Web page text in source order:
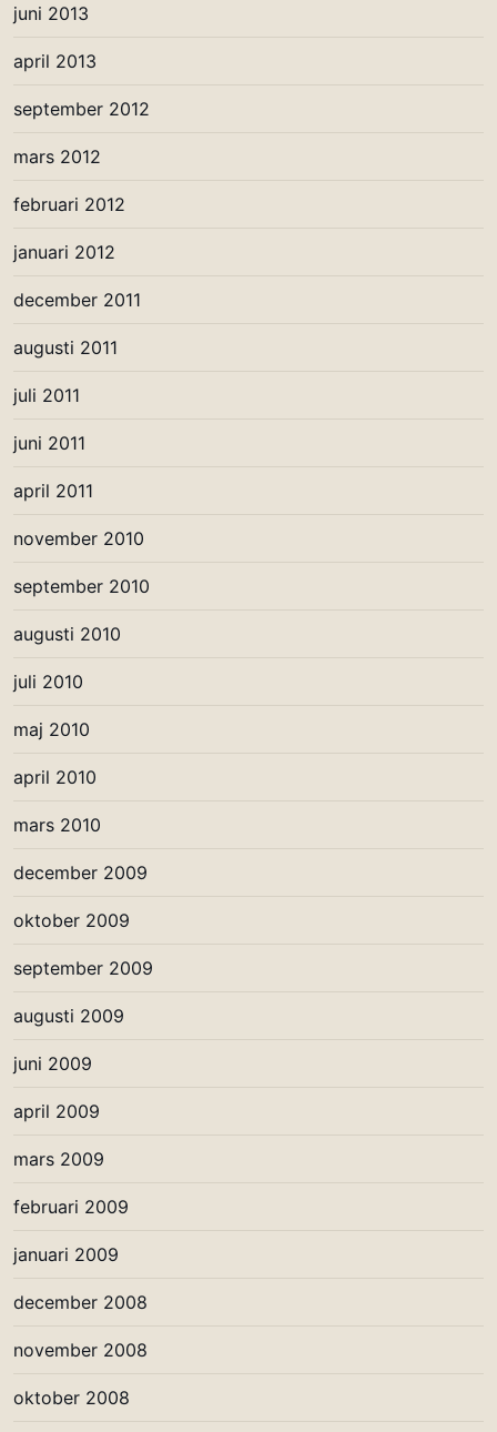
juni 2013
april 2013
september 2012
mars 2012
februari 2012
januari 2012
december 2011
augusti 2011
juli 2011
juni 2011
april 2011
november 2010
september 2010
augusti 2010
juli 2010
maj 2010
april 2010
mars 2010
december 2009
oktober 2009
september 2009
augusti 2009
juni 2009
april 2009
mars 2009
februari 2009
januari 2009
december 2008
november 2008
oktober 2008